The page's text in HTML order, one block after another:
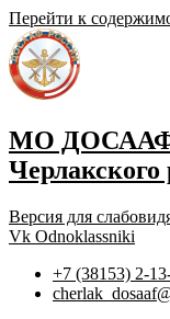
Перейти к
МО ДОСААФ
Версия для
Vk Odnoklassniki
+7 (38153) 2-